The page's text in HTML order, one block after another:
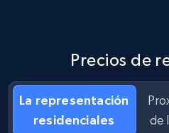
Precios de
La representación
residenciales
de